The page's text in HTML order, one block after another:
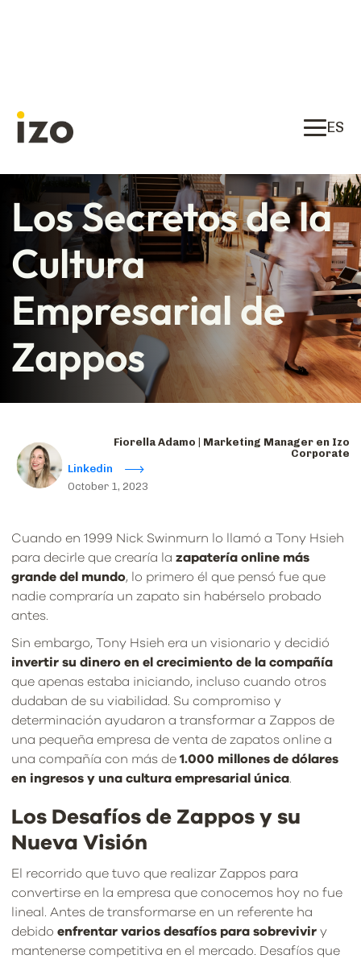
ES
Los Secretos de la
Cultura
Empresarial de
Zappos
Fiorella Adamo | Marketing Manager en Izo
Corporate
Linkedin
October 1, 2023
Cuando en 1999 Nick Swinmurn lo llamó a Tony Hsieh
para decirle que crearía la zapatería online más
grande del mundo, lo primero él que pensó fue que
nadie compraría un zapato sin habérselo probado
antes.
Sin embargo, Tony Hsieh era un visionario y decidió
invertir su dinero en el crecimiento de la compañía
que apenas estaba iniciando, incluso cuando otros
dudaban de su viabilidad. Su compromiso y
determinación ayudaron a transformar a Zappos de
una pequeña empresa de venta de zapatos online a
una compañía con más de 1.000 millones de dólares
en ingresos y una cultura empresarial única
Los Desafíos de Zappos y su
Nueva Visión
El recorrido que tuvo que realizar Zappos para
convertirse en la empresa que conocemos hoy no fue
lineal. Antes de transformarse en un referente ha
debido enfrentar varios desafíos para sobrevivir y
mantenerse competitiva en el mercado. Desafíos que